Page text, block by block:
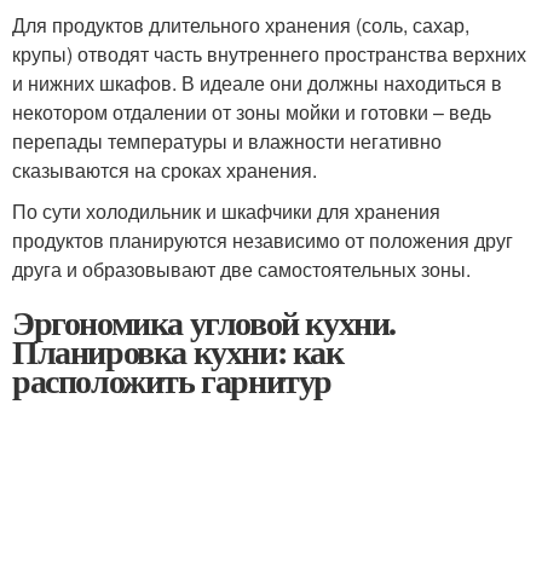
Для продуктов длительного хранения (соль, сахар,
крупы) отводят часть внутреннего пространства верхних
и нижних шкафов. В идеале они должны находиться в
некотором отдалении от зоны мойки и готовки – ведь
перепады температуры и влажности негативно
сказываются на сроках хранения.
По сути холодильник и шкафчики для хранения
продуктов планируются независимо от положения друг
друга и образовывают две самостоятельных зоны.
Эргономика угловой кухни.
Планировка кухни: как
расположить гарнитур